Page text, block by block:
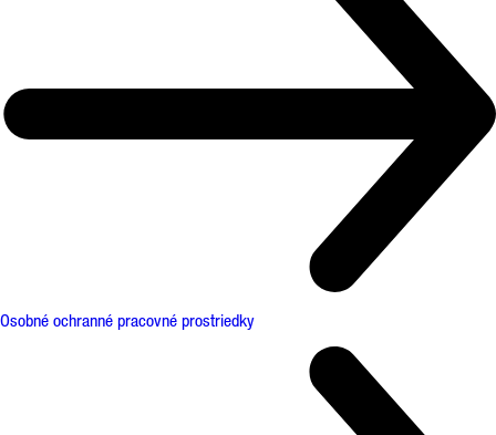
Osobné ochranné pracovné prostriedky